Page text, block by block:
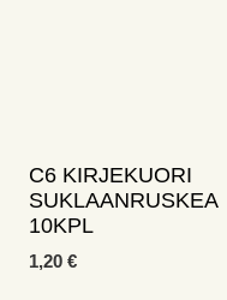
C6 KIRJEKUORI
SUKLAANRUSKEA
10KPL
1,20 €